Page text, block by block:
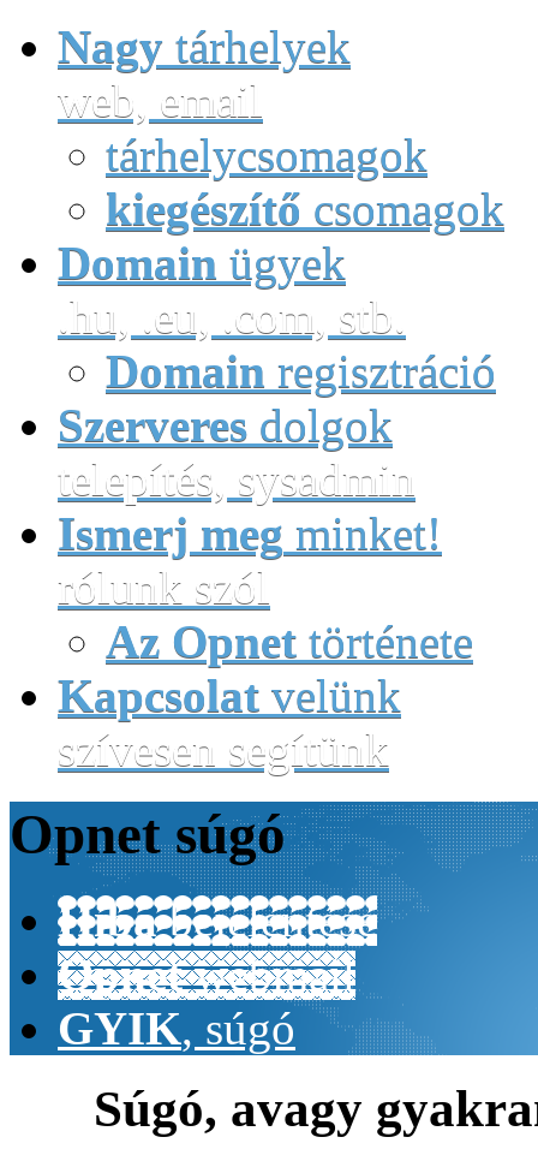
Nagy tárhelyek
web, email
tárhelycsomagok
kiegészítő csomagok
Domain ügyek
.hu, .eu, .com, stb.
Domain regisztráció
Szerveres dolgok
telepítés, sysadmin
Ismerj meg minket!
rólunk szól
Az Opnet története
Kapcsolat velünk
szívesen segítünk
Opnetsúgó
Hibabejelentése
Opnetwebmail
GYIK, súgó
Súgó, avagy